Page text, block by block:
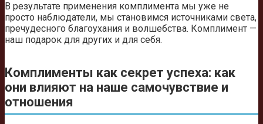
В результате применения комплимента мы уже не
просто наблюдатели, мы становимся источниками света,
пречудесного благоухания и волшебства. Комплимент —
наш подарок для других и для себя.
Комплименты как секрет успеха: как
они влияют на наше самочувствие и
отношения